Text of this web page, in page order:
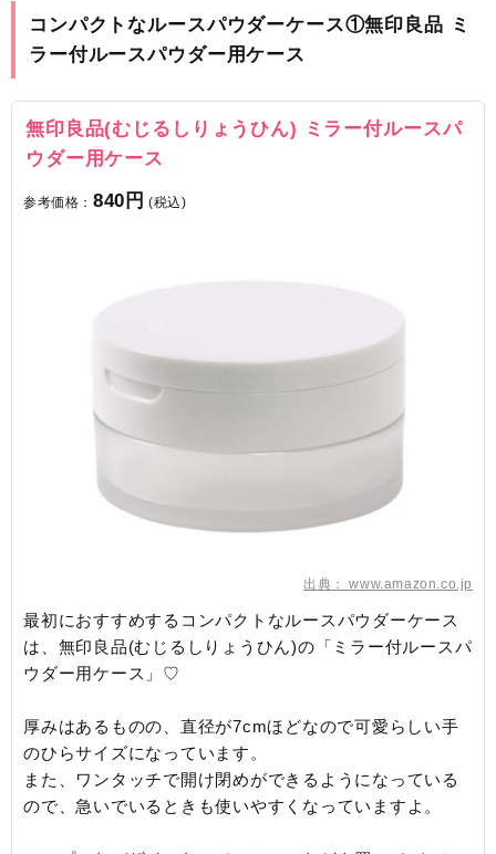
コンパクトなルースパウダーケース①無印良品 ミ
ラー付ルースパウダー用ケース
無印良品(むじるしりょうひん) ミラー付ルースパ
ウダー用ケース
参考価格： 840円 (税込)
出典：www.amazon.co.jp
最初におすすめするコンパクトなルースパウダーケース
は、無印良品(むじるしりょうひん)の「ミラー付ルースパ
ウダー用ケース」♡
厚みはあるものの、直径が7cmほどなので可愛らしい手
のひらサイズになっています。
また、ワンタッチで開け閉めができるようになっている
ので、急いでいるときも使いやすくなっていますよ。